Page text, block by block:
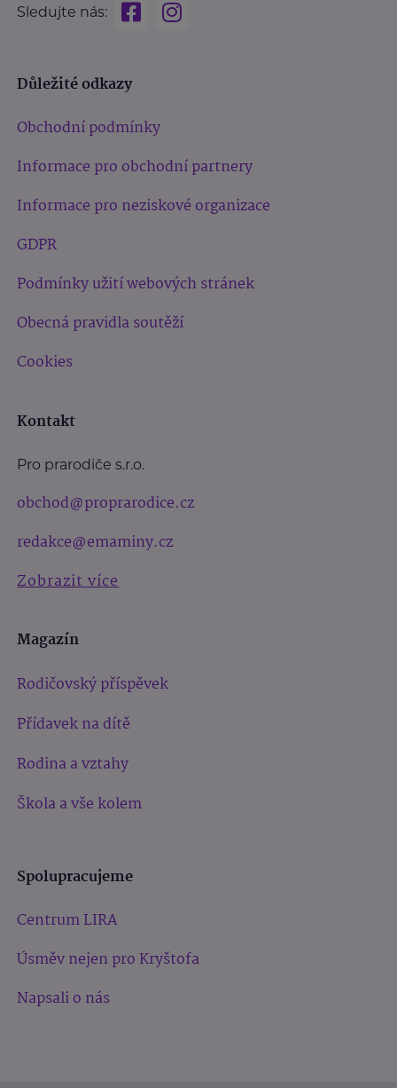
Sledujte nás:
Důležité odkazy
Obchodní podmínky
Informace pro obchodní partnery
Informace pro neziskové organizace
GDPR
Podmínky užití webových stránek
Obecná pravidla soutěží
Cookies
Kontakt
Pro prarodiče s.r.o.
obchod@proprarodice.cz
redakce@emaminy.cz
Zobrazit více
Magazín
Rodičovský příspěvek
Přídavek na dítě
Rodina a vztahy
Škola a vše kolem
Spolupracujeme
Centrum LIRA
Úsměv nejen pro Kryštofa
Napsali o nás